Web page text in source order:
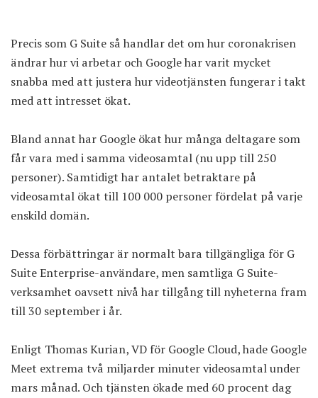
Precis som G Suite så handlar det om hur coronakrisen
ändrar hur vi arbetar och Google har varit mycket
snabba med att justera hur videotjänsten fungerar i takt
med att intresset ökat.
Bland annat har Google ökat hur många deltagare som
får vara med i samma videosamtal (nu upp till 250
personer). Samtidigt har antalet betraktare på
videosamtal ökat till 100 000 personer fördelat på varje
enskild domän.
Dessa förbättringar är normalt bara tillgängliga för G
Suite Enterprise-användare, men samtliga G Suite-
verksamhet oavsett nivå har tillgång till nyheterna fram
till 30 september i år.
Enligt Thomas Kurian, VD för Google Cloud, hade Google
Meet extrema två miljarder minuter videosamtal under
mars månad. Och tjänsten ökade med 60 procent dag